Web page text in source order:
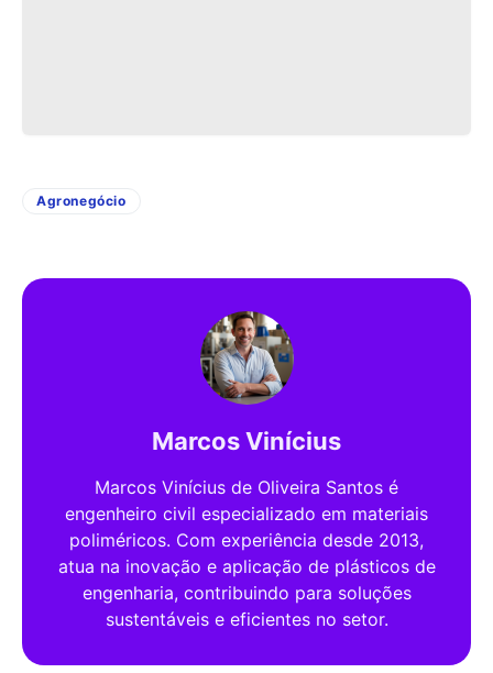
Agronegócio
Marcos Vinícius
Marcos Vinícius de Oliveira Santos é
engenheiro civil especializado em materiais
poliméricos. Com experiência desde 2013,
atua na inovação e aplicação de plásticos de
engenharia, contribuindo para soluções
sustentáveis e eficientes no setor.